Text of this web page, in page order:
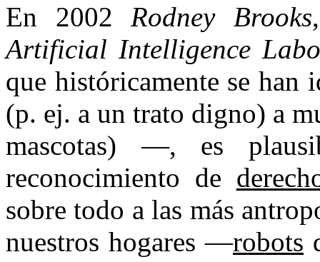
En 2002Rodney Brooks
Artificial Intelligence
que históricamente se han
(p. ej. a un trato digno) a
mascotas) —, es
reconocimiento de
sobre todo a las más
nuestros hogares —robots